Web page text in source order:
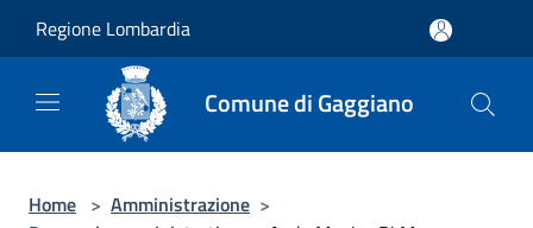
Regione Lombardia
Comune di Gaggiano
Home > Amministrazione >